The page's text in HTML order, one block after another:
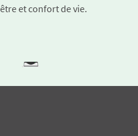
et confort de vie.